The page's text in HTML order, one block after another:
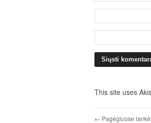
This site uses
← Pagėgiuose